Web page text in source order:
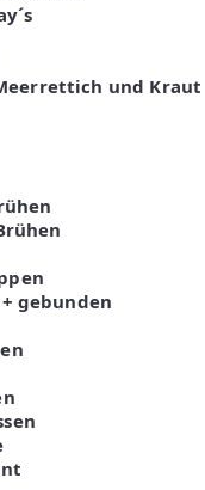
Meerrettich und Kraut
gebunden